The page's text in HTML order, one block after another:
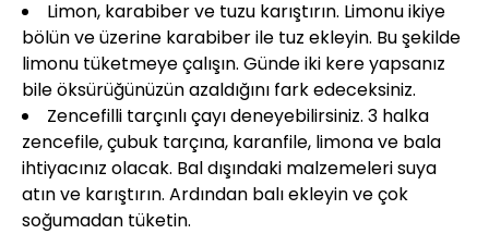
Limon, karabiber ve tuzu karıştırın. Limonu ikiye
bölün ve üzerine karabiber ile tuz ekleyin. Bu şekilde
limonu tüketmeye çalışın. Günde iki kere yapsanız
bile öksürüğünüzün azaldığını fark edeceksiniz.
Zencefilli tarçınlı çayı deneyebilirsiniz. 3 halka
zencefile, çubuk tarçına, karanfile, limona ve bala
ihtiyacınız olacak. Bal dışındaki malzemeleri suya
atın ve karıştırın. Ardından balı ekleyin ve çok
soğumadan tüketin.